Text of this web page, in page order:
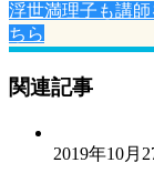
浮世満理子も講
ちら
関連記事
2019年10月